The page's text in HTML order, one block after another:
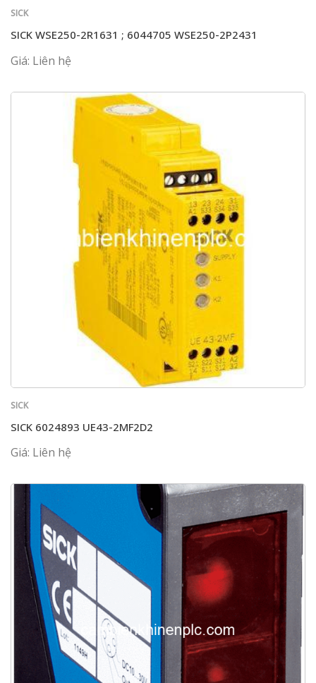
SICK
SICK WSE250-2R1631 ; 6044705 WSE250-2P2431
Giá: Liên hệ
SICK
SICK 6024893 UE43-2MF2D2
Giá: Liên hệ